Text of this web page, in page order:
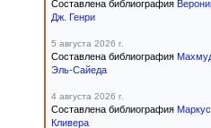
Составлена библиография
Дж. Генри
5 августа 2026 г.
Составлена библиография
Эль-Сайеда
4 августа 2026 г.
Составлена библиография
Кливера